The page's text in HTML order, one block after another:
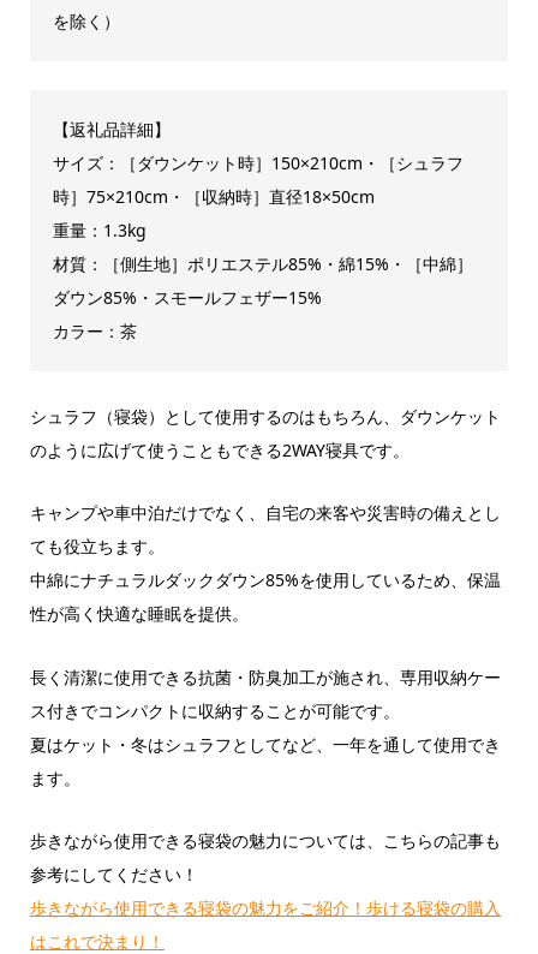
を除く）
【返礼品詳細】
サイズ：［ダウンケット時］150×210cm・［シュラフ
時］75×210cm・［収納時］直径18×50cm
重量：1.3kg
材質：［側生地］ポリエステル85%・綿15%・［中綿］
ダウン85%・スモールフェザー15%
カラー：茶
シュラフ（寝袋）として使用するのはもちろん、ダウンケット
のように広げて使うこともできる2WAY寝具です。
キャンプや車中泊だけでなく、自宅の来客や災害時の備えとし
ても役立ちます。
中綿にナチュラルダックダウン85%を使用しているため、保温
性が高く快適な睡眠を提供。
長く清潔に使用できる抗菌・防臭加工が施され、専用収納ケー
ス付きでコンパクトに収納することが可能です。
夏はケット・冬はシュラフとしてなど、一年を通して使用でき
ます。
歩きながら使用できる寝袋の魅力については、こちらの記事も
参考にしてください！
歩きながら使用できる寝袋の魅力をご紹介！歩ける寝袋の購入
はこれで決まり！